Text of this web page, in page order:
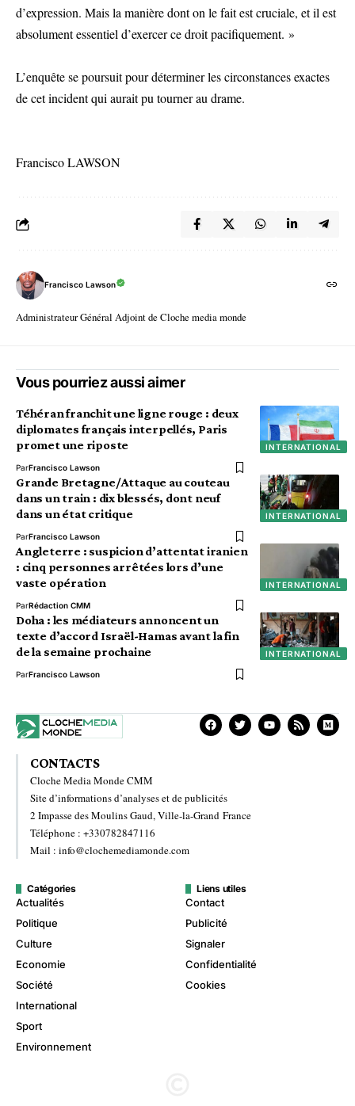
d’expression. Mais la manière dont on le fait est cruciale, et il est
absolument essentiel d’exercer ce droit pacifiquement. »
L’enquête se poursuit pour déterminer les circonstances exactes
de cet incident qui aurait pu tourner au drame.
Francisco LAWSON
Francisco Lawson
Administrateur Général Adjoint de Cloche media monde
Vous pourriez aussi aimer
INTERNATIONAL
Téhéran franchit une ligne rouge : deux
diplomates français interpellés, Paris
promet une riposte
ParFrancisco Lawson
INTERNATIONAL
Grande Bretagne/Attaque au couteau
dans un train : dix blessés, dont neuf
dans un état critique
ParFrancisco Lawson
INTERNATIONAL
Angleterre : suspicion d’attentat iranien
: cinq personnes arrêtées lors d’une
vaste opération
ParRédaction CMM
INTERNATIONAL
Doha : les médiateurs annoncent un
texte d’accord Israël-Hamas avant la fin
de la semaine prochaine
ParFrancisco Lawson
CONTACTS
Cloche Media Monde CMM
Site d’informations d’analyses et de publicités
2 Impasse des Moulins Gaud, Ville-la-Grand France
Téléphone : +330782847116
Mail : info@clochemediamonde.com
Catégories
Actualités
Politique
Culture
Economie
Société
International
Sport
Environnement
Liens utiles
Contact
Publicité
Signaler
Confidentialité
Cookies